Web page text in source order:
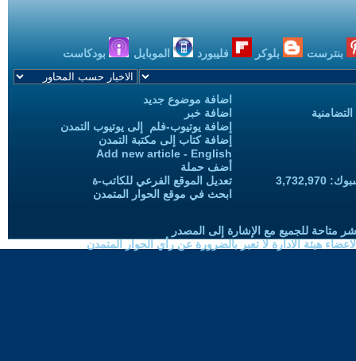
بنترست بلوكر فليبورد الموبايل بودكاست
اضافة موضوع جديد
اضافة خبر
إضافة يوتيوب-فلم إلى يوتيوب التمدن
إضافة كتاب إلى مكتبة التمدن
Add new article - English
أضف حملة
تعديل الموقع الفرعي للكاتب-ة
ابحث في موقع الحوار المتمدن
متاحة للجميع مع الإشارة إلى المصدر
هيئة الادارة لا تعبر بالضرورة عن رأي الحوار المتمدن